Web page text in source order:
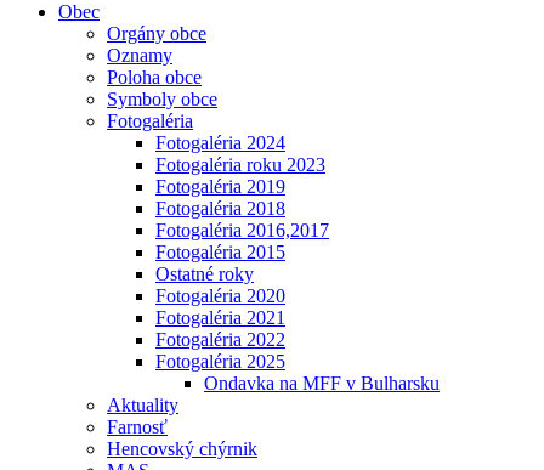
Obec
Orgány obce
Oznamy
Poloha obce
Symboly obce
Fotogaléria
Fotogaléria 2024
Fotogaléria roku 2023
Fotogaléria 2019
Fotogaléria 2018
Fotogaléria 2016,2017
Fotogaléria 2015
Ostatné roky
Fotogaléria 2020
Fotogaléria 2021
Fotogaléria 2022
Fotogaléria 2025
Ondavka na MFF v Bulharsku
Aktuality
Farnosť
Hencovský chýrnik